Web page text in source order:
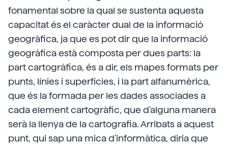
fonamental sobre la qual se sustenta aquesta
capacitat és el caràcter dual de la informació
geogràfica, ja que es pot dir que la informació
geogràfica està composta per dues parts: la
part cartogràfica, és a dir, els mapes formats per
punts, línies i superfícies, i la part alfanumèrica,
que és la formada per les dades associades a
cada element cartogràfic, que d'alguna manera
serà la llenya de la cartografia. Arribats a aquest
punt, qui sap una mica d'informàtica, diria que